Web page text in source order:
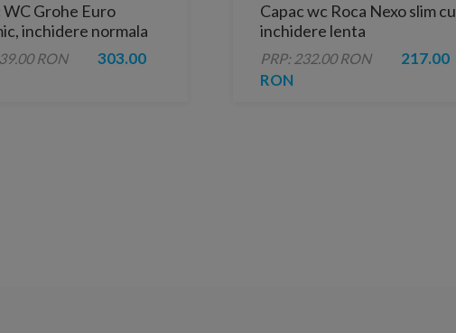
WC Grohe Euro
inchidere normala
RON
303.00
Capac wc Roca Nexo slim cu
inchidere lenta
PRP: 232.00 RON
217.00
RON